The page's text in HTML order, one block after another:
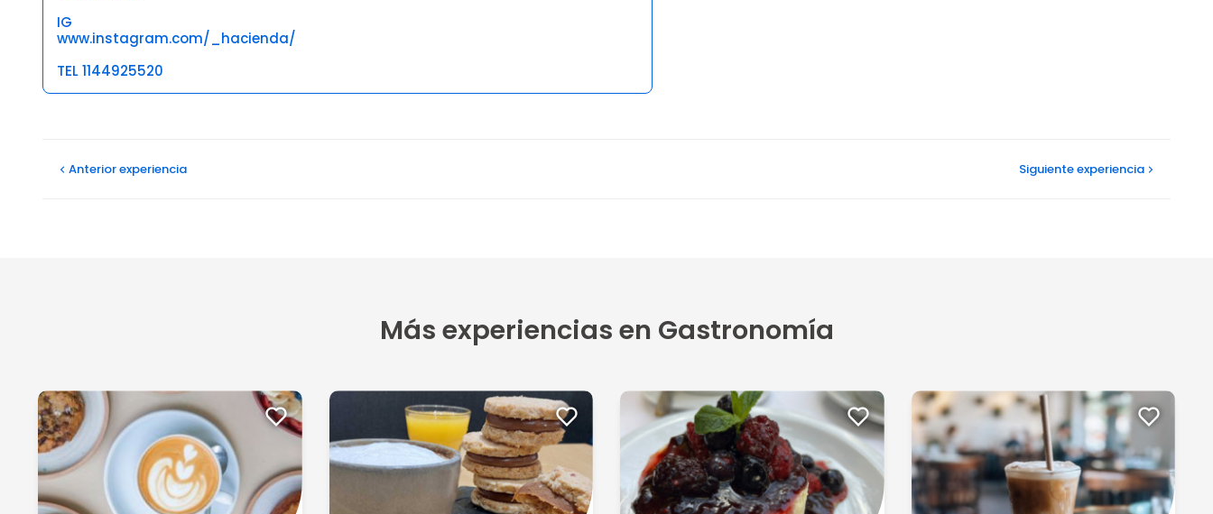
IG
www.instagram.com/_hacienda/
TEL 1144925520
No me dejaron abonar un adicional para agregarle leche al ca...
Anteriorexperiencia Siguienteexperiencia
Más experiencias en Gastronomía